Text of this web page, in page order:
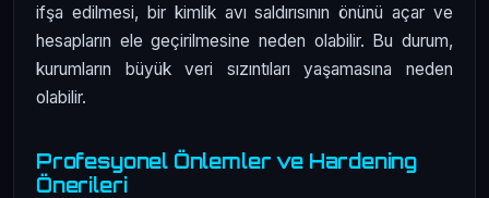
ifşa edilmesi, bir kimlik avı saldırısının önünü açar ve
hesapların ele geçirilmesine neden olabilir. Bu durum,
kurumların büyük veri sızıntıları yaşamasına neden
olabilir.
Profesyonel Önlemler ve Hardening
Önerileri